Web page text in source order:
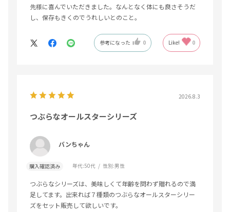
先様に喜んでいただきました。なんとなく体にも良さそうだ
し、保存もきくのでうれしいとのこと。
参考になった 0 Like! 0
2026.8.3
つぶらなオールスターシリーズ
バンちゃん
購入確認済み 年代:50代 性別:男性
つぶらなシリーズは、美味しくて年齢を問わず贈れるので満
足してます。出来れば７種類のつぶらなオールスターシリー
ズをセット販売して欲しいです。